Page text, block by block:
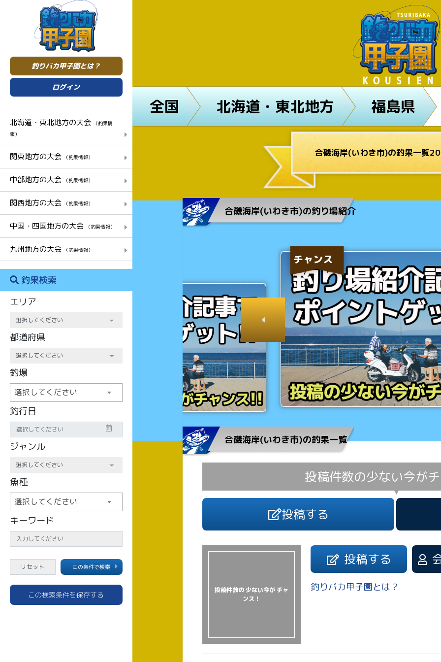
釣りバカ甲子園とは？
ログイン
北海道・東北地方の大会
（釣果情
報）
関東地方の大会 （釣果情報）
中部地方の大会 （釣果情報）
関西地方の大会 （釣果情報）
中国・四国地方の大会 （釣果情報）
九州地方の大会 （釣果情報）
釣果検索
エリア
都道府県
釣場
選択してください
釣行日
ジャンル
魚種
選択してください
キーワード
この条件で検索
この検索条件を保存する
全国 北海道・東北地方 福島県
合磯海岸(いわき市)の釣果一覧
合磯海岸(いわき市)の釣り場紹介
チャンス
チャンス
合磯海岸(いわき市)の釣果一覧
投稿件数の少ない今が
投稿する
投稿件数の 少ない今が チャ
ンス！
投稿する
釣りバカ甲子園とは？